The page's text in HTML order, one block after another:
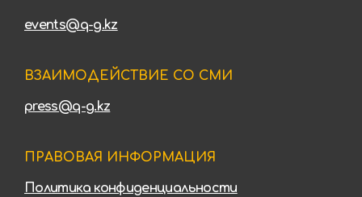
events@q-g.kz
ВЗАИМОДЕЙСТВИЕ СО СМИ
press@q-g.kz
ПРАВОВАЯ ИНФОРМАЦИЯ
Политика конфиденциальности